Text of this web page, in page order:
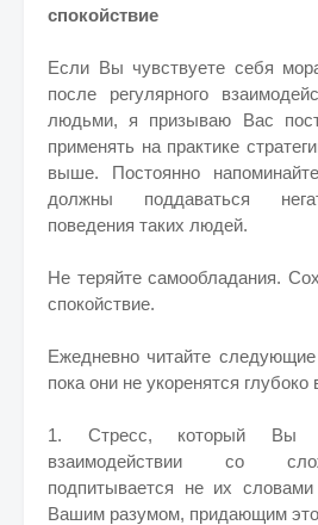
спокойствие
Если Вы чувствуете себя
после регулярного
людьми, я призываю Вас
применять на практике
выше. Постоянно
должны поддаваться
поведения таких людей.
Не теряйте самообладания.
спокойствие.
Ежедневно читайте
пока они не укоренятся
1. Стресс, который Вы
взаимодействии со
подпитывается не их
Вашим разумом, придающим